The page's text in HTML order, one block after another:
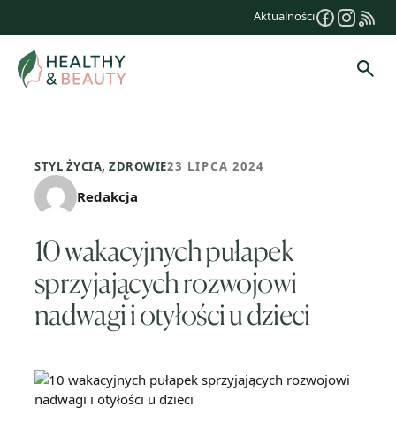
treści
Aktualności
STYL ŻYCIA,ZDROWIE23 LIPCA 2024
Redakcja
10 wakacyjnych pułapek
sprzyjających rozwojowi
nadwagi i otyłości u dzieci